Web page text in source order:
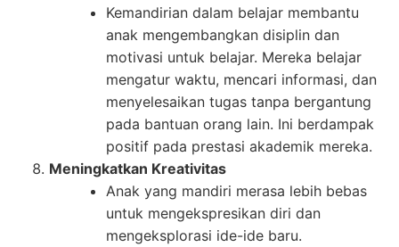
Kemandirian dalam belajar membantu
anak mengembangkan disiplin dan
motivasi untuk belajar. Mereka belajar
mengatur waktu, mencari informasi, dan
menyelesaikan tugas tanpa bergantung
pada bantuan orang lain. Ini berdampak
positif pada prestasi akademik mereka.
Meningkatkan Kreativitas
Anak yang mandiri merasa lebih bebas
untuk mengekspresikan diri dan
mengeksplorasi ide-ide baru.